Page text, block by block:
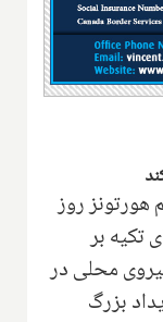
روز
جای تکیه بر
کارگران خارجی موقت، ۱۰,۰۰۰ نیروی محلی در
را در طی فرایند ۴۰۰ رویداد بزرگ